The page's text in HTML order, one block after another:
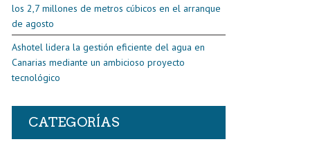
los 2,7 millones de metros cúbicos en el arranque
de agosto
Ashotel lidera la gestión eficiente del agua en
Canarias mediante un ambicioso proyecto
tecnológico
CATEGORÍAS